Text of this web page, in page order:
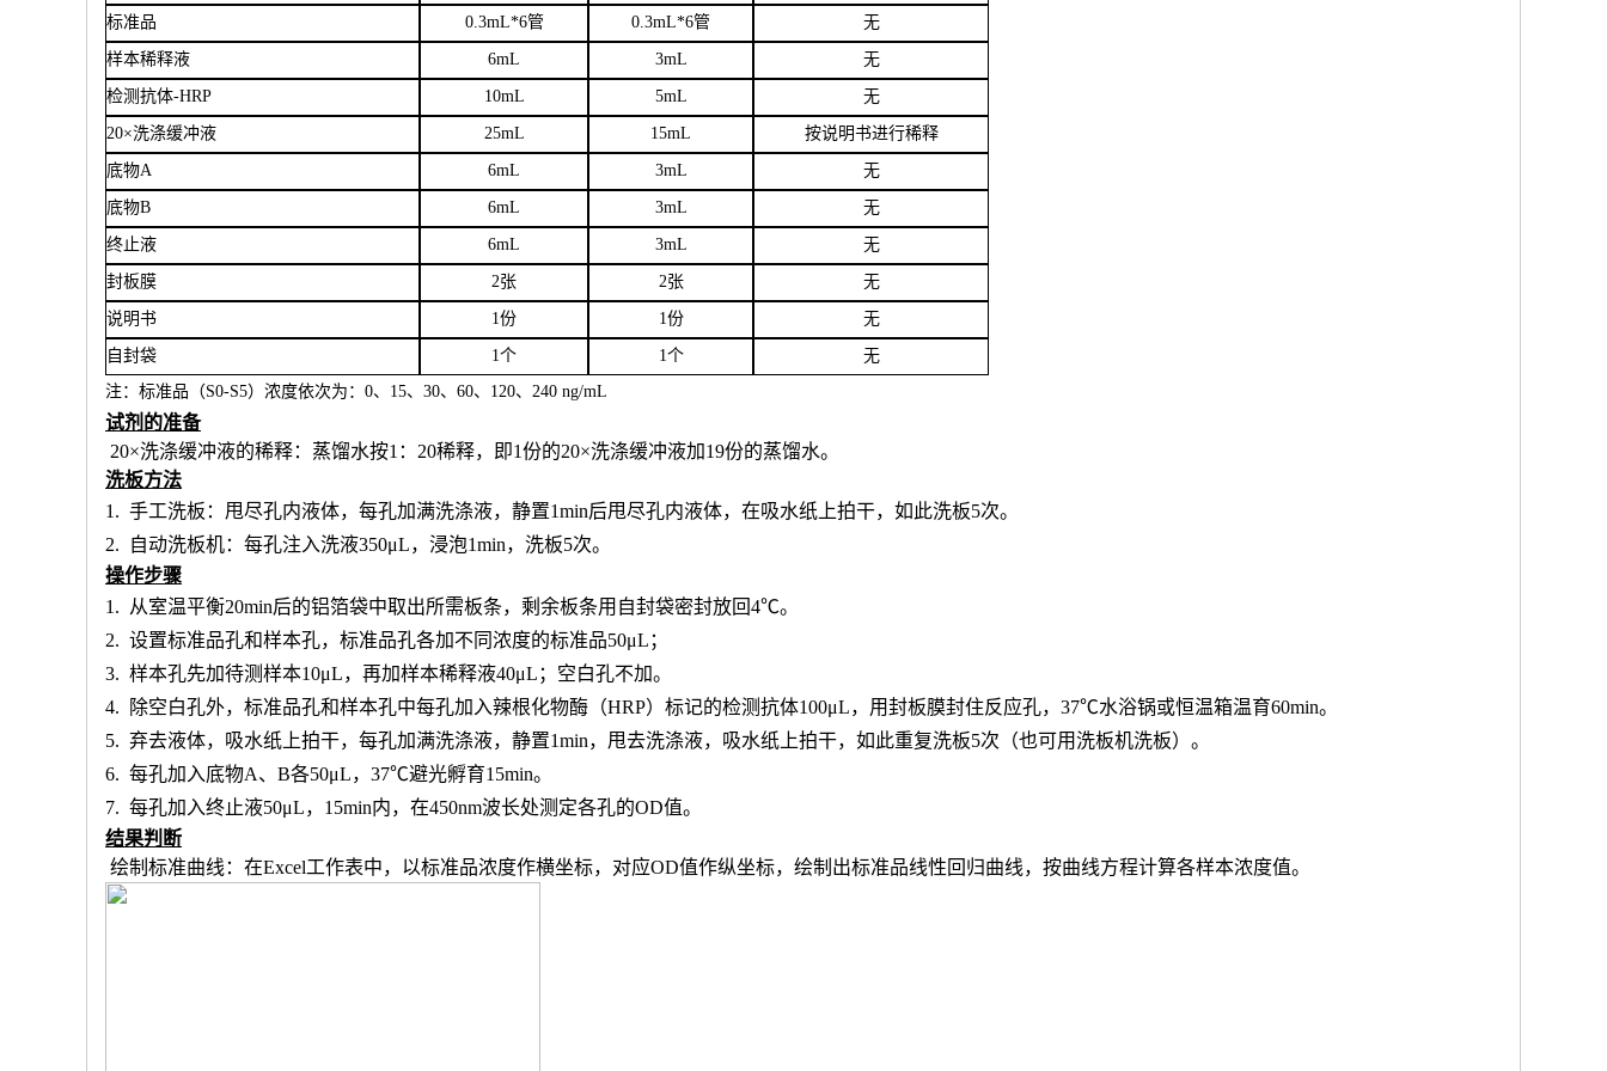
标准品 0.3mL*6管 0.3mL*6管 无
样本稀释液 6mL 3mL 无
检测抗体-HRP 10mL 5mL 无
20×洗涤缓冲液 25mL 15mL 按说明书进行稀释
底物A 6mL 3mL 无
底物B 6mL 3mL 无
终止液 6mL 3mL 无
封板膜 2张 2张 无
说明书 1份 1份 无
自封袋 1个 1个
无
注：标准品（S0-S5）浓度依次为： 0、15、30、60、120、240 ng/mL
试剂的准备
20×洗涤缓冲液的稀释：蒸馏水按1：20稀释，即1份的20×洗涤缓冲液加19份的蒸馏水。
洗板方法
1. 手工洗板：甩尽孔内液体，每孔加满洗涤液，静置1min后甩尽孔内液体，在吸水纸上拍干，如此洗板5次。
2.
自动洗板机：每孔注入洗液350μL，浸泡1min，洗板5次。
操作步骤
1.
从室温平衡20min后的铝箔袋中取出所需板条，剩余板条用自封袋密封放回4℃。
2. 设置标准品孔和样本孔，标准品孔各加不同浓度的标准品50μL；
3. 样本孔先加待测样本10μL，再加样本稀释液40μL； 空白孔不加。
4.
除空白孔外， 标准品孔和样本孔中每孔加入辣根化物酶（HRP）标记的检测抗体100μL，用封板膜封住反应孔，37℃水浴锅或恒温箱温育60min。
5. 弃去液体，吸水纸上拍干，每孔加满洗涤液，静置1min，甩去洗涤液，吸水纸上拍干，如此重复洗板5次（也可用洗板机洗板）。
6. 每孔加入底物A、B各50μL，37℃避光孵育15min。
7. 每孔加入终止液50μL，15min内，在450nm波长处测定各孔的OD值。
结果判断
绘制标准曲线：在Excel工作表中，以标准品浓度作横坐标，对应OD值作纵坐标，绘制出标准品线性回归曲线，按曲线方程计算各样本浓度值。